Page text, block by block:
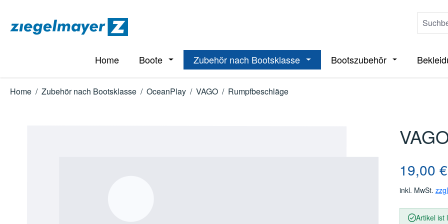
Home Boote Öffne oder Schließe das Dropdown der Kategorie Boote
Zubehör nach Bootsklasse Öffne oder Schließe das Dropdown
Bootszubehör Öffne oder
Home / Zubehör nach Bootsklasse / OceanPlay / VAGO / Rumpfbeschläge
Regulärer
19,00 €
inkl. MwSt.
Artikel ist